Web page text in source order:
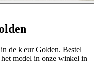
de kleur Golden. Bestel
model in onze winkel in